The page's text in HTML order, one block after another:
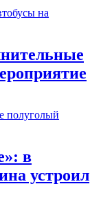
в
устроил